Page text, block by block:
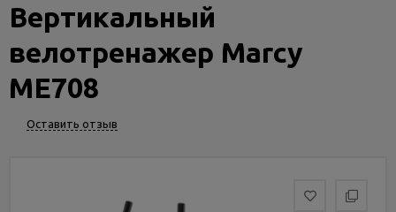
Услуги
и
сервис
Вертикальный
велотренажер Marcy
ME708
Оставить отзыв